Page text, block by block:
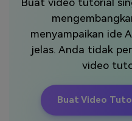
AI Audio
Model AI yang Didukung
Editor Video AI
Editor Gambar AI
Find More Solutions >>
Efek Video
Efek Foto
Sumber Daya
Panduan Pengguna
Harga
Buat video tutorial
menyampaikan ide
jelas. Anda tidak
video
Buat Video